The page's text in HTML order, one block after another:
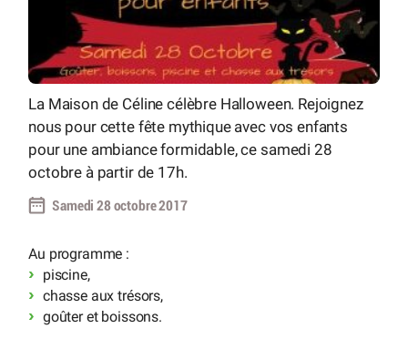
La Maison de Céline célèbre Halloween. Rejoignez
nous pour cette fête mythique avec vos enfants
pour une ambiance formidable, ce samedi 28
octobre à partir de 17h.
Samedi 28 octobre 2017
Au programme :
piscine,
chasse aux trésors,
goûter et boissons.